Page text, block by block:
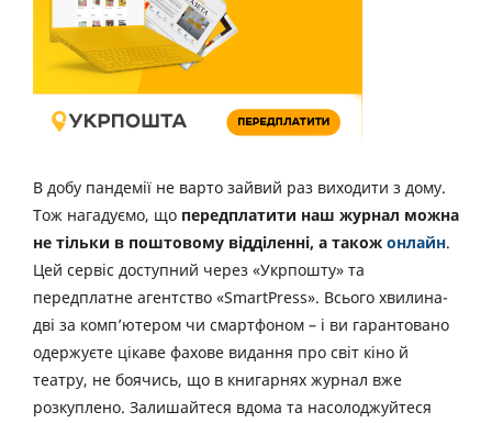
В добу пандемії не варто зайвий раз виходити з дому.
Тож нагадуємо, що передплатити наш журнал можна
не тільки в поштовому відділенні, а також онлайн.
Цей сервіс доступний через «Укрпошту» та
передплатне агентство «SmartPress». Всього хвилина-
дві за комп’ютером чи смартфоном – і ви гарантовано
одержуєте цікаве фахове видання про світ кіно й
театру, не боячись, що в книгарнях журнал вже
розкуплено. Залишайтеся вдома та насолоджуйтеся